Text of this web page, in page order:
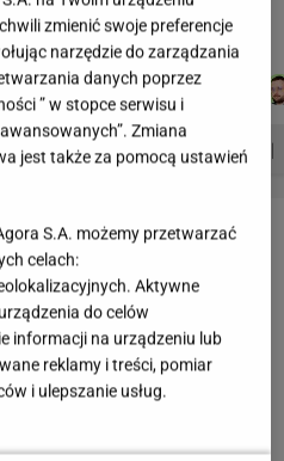
ŁUKASZ
JACHIMIAK
DANIEL
ZNAK Z '30' WISŁAWA SZYMBORSKA
OKAZJE
zmienić swoje preferencje
narzędzie do zarządzania
danych poprzez
” w stopce serwisu i
Zmiana
jest także za pomocą ustawień
S.A. możemy przetwarzać
celach:
Aktywne
do celów
informacji na urządzeniu lub
reklamy i treści, pomiar
i ulepszanie usług.